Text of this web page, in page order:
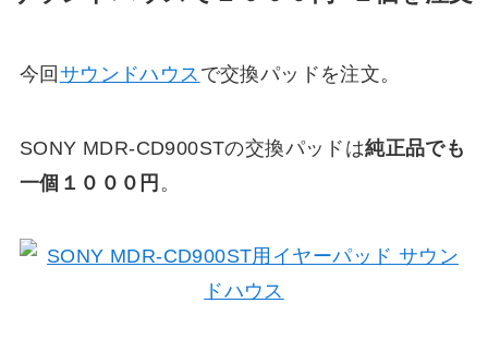
今回 サウンドハウス で交換パッドを注文。
SONY MDR-CD900STの交換パッドは純正品でも
一個１０００円 。